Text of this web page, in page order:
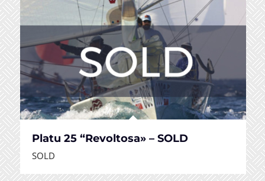
Platu 25 “Revoltosa» – SOLD
SOLD